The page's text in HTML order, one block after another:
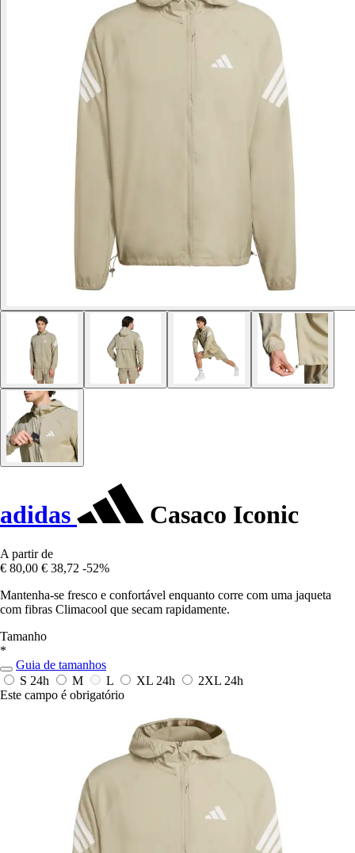
adidas Casaco Iconic
A partir de
€ 80,00 € 38,72 -52%
Mantenha-se fresco e confortável enquanto corre com uma jaqueta
com fibras Climacool que secam rapidamente.
Tamanho
*
Guia de tamanhos
S 24h M L XL 24h 2XL 24h
Este campo é obrigatório